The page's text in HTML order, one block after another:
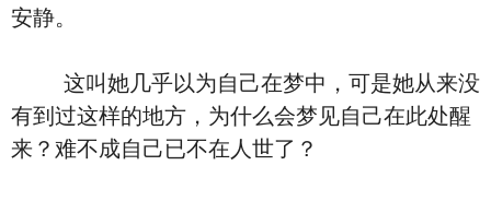
安静。
这叫她几乎以为自己在梦中，可是她从来没
有到过这样的地方，为什么会梦见自己在此处醒
来？难不成自己已不在人世了？